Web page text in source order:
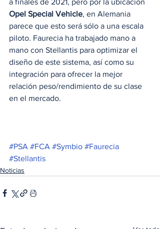
a finales de 2021, pero por la ubicación
Opel Special Vehicle, en Alemania
parece que esto será sólo a una escala
piloto. Faurecia ha trabajado mano a
mano con Stellantis para optimizar el
diseño de este sistema, así como su
integración para ofrecer la mejor
relación peso/rendimiento de su clase
en el mercado.
#PSA #FCA #Symbio #Faurecia
#Stellantis
Noticias